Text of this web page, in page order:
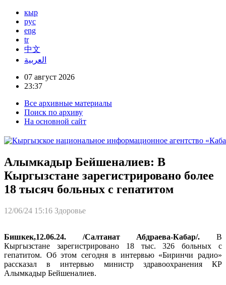
кыр
рус
eng
tr
中文
العربية
07 август 2026
23:37
Все архивные материалы
Поиск по архиву
На основной сайт
Алымкадыр Бейшеналиев: В
Кыргызстане зарегистрировано более
18 тысяч больных с гепатитом
12/06/24 15:16 Здоровье
Бишкек,12.06.24. /Салтанат Абдраева-Кабар/. В
Кыргызстане зарегистрировано 18 тыс. 326 больных с
гепатитом. Об этом сегодня в интервью «Биринчи радио»
рассказал в интервью министр здравоохранения КР
Алымкадыр Бейшеналиев.